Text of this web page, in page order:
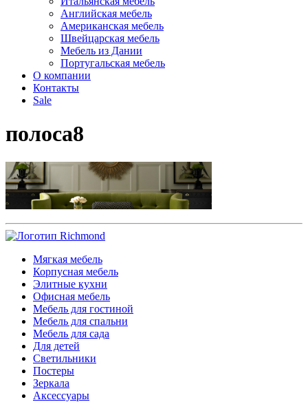
Английская мебель
Американская мебель
Швейцарская мебель
Мебель из Дании
Португальская мебель
О компании
Контакты
Sale
полоса8
Мягкая мебель
Корпусная мебель
Элитные кухни
Офисная мебель
Мебель для гостиной
Мебель для спальни
Мебель для сада
Для детей
Светильники
Постеры
Зеркала
Аксессуары